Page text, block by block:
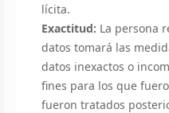
lícita.
Exactitud: La persona
datos tomará las
datos inexactos o
fines para los que
fueron tratados